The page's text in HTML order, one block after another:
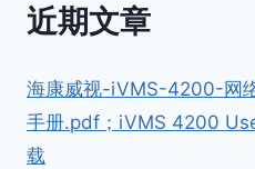
近期文章
海康威视-iVMS-4200-网
手册.pdf；iVMS 4200
载